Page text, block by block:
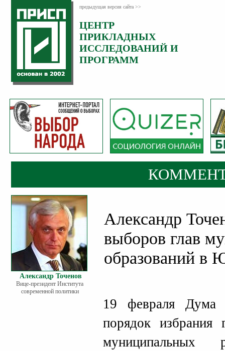
предыдущая версия сайта >>
ЦЕНТР
ПРИКЛАДНЫХ
ИССЛЕДОВАНИЙ И
ПРОГРАММ
Александр Точенов
Вице-президент Института
современной политики
Александр
выборов глав
образований в
19 февраля
порядок избрания
Категория:
Комментарии